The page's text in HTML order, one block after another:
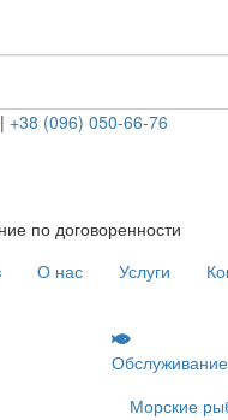
| +38 (096) 050-66-76
по договоренности
О нас Услуги
Морские